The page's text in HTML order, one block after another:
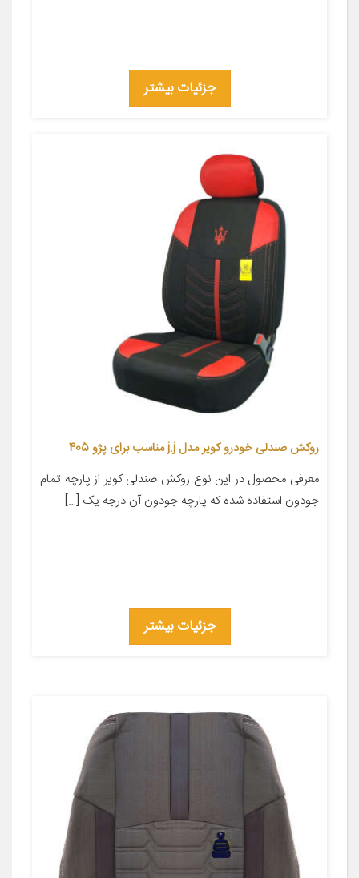
جزئیات بیشتر
روکش صندلی خودرو کویر مدل j.j مناسب برای پژو 405
معرفی محصول در این نوع روکش صندلی کویر از پارچه تمام
جودون استفاده شده که پارچه جودون آن درجه یک […]
جزئیات بیشتر